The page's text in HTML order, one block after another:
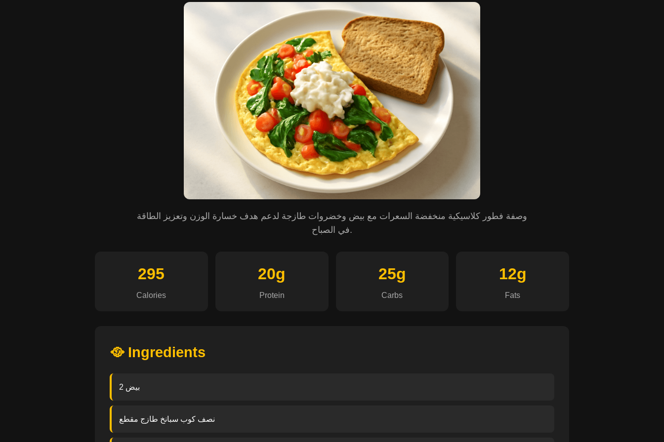
وصفة فطور كلاسيكية منخفضة السعرات مع بيض وخضروات طازجة لدعم هدف خسارة الوزن وتعزيز الطاقة
في الصباح.
295
Calories
20g
Protein
25g
Carbs
12g
Fats
🥘 Ingredients
2 بيض
نصف كوب سبانخ طازج مقطع